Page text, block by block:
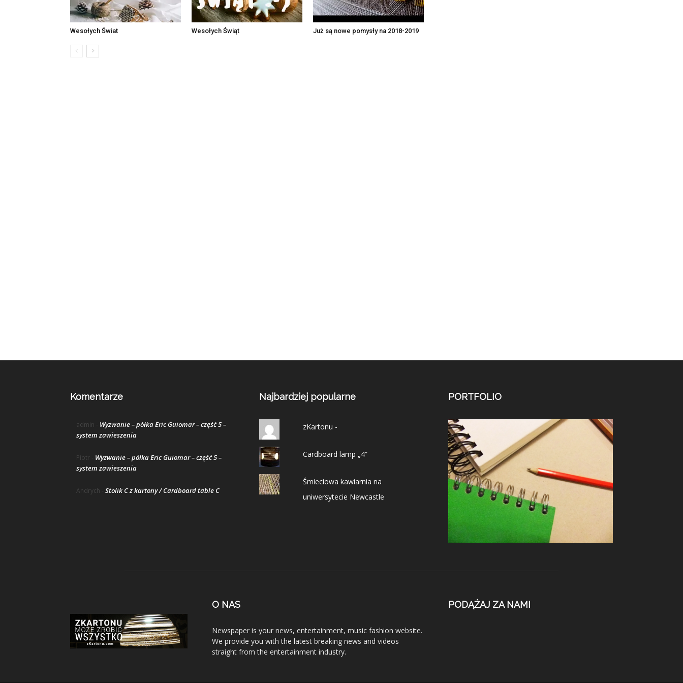
Wesołych Świat Wesołych Świąt Już są nowe pomysły na 2018-2019
Komentarze
admin - Wyzwanie – półka Eric Guiomar – część 5 –
system zawieszenia
Piotr - Wyzwanie – półka Eric Guiomar – część 5 –
system zawieszenia
Andrych - Stolik C z kartony / Cardboard table C
Najbardziej popularne
zKartonu -
Cardboard lamp „4”
Śmieciowa kawiarnia na
uniwersytecie Newcastle
PORTFOLIO
O NAS
Newspaper is your news, entertainment, music fashion website.
We provide you with the latest breaking news and videos
straight from the entertainment industry.
PODĄŻAJ ZA NAMI